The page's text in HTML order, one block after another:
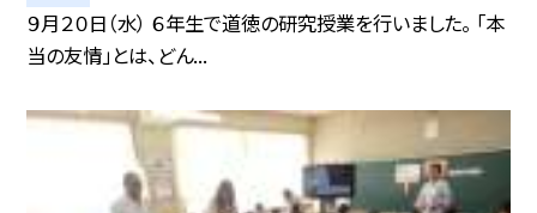
９月２０日（水） ６年生で道徳の研究授業を行いました。 「本
当の友情」とは、どん...